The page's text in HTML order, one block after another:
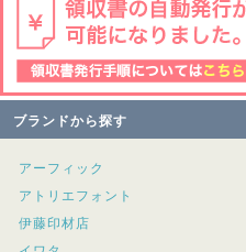
ブランドから探す
アーフィック
アトリエフォント
伊藤印材店